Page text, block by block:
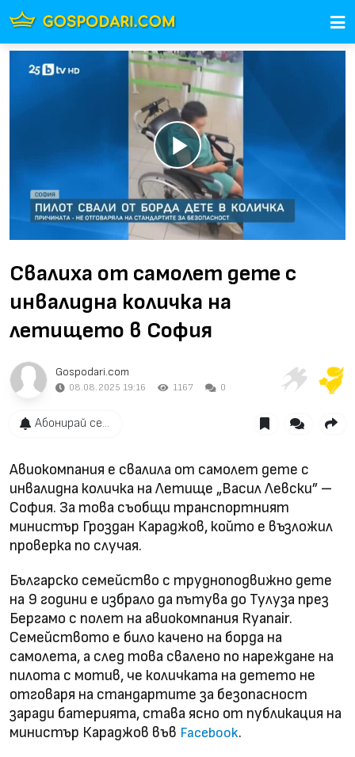
Свалиха от самолет дете с
инвалидна количка на
летището в София
Gospodari.com
08.08.2025 19:16 1167 0
Абонирай се...
Авиокомпания е свалила от самолет дете с
инвалидна количка на Летище „Васил Левски” –
София. За това съобщи транспортният
министър Гроздан Караджов, който е възложил
проверка по случая.
Българско семейство с трудноподвижно дете
на 9 години е избрало да пътува до Тулуза през
Бергамо с полет на авиокомпания Ryanair.
Семейството е било качено на борда на
самолета, а след това свалено по нареждане на
пилота с мотив, че количката на детето не
отговаря на стандартите за безопасност
заради батерията, става ясно от публикация на
министър Караджов във Facebook.